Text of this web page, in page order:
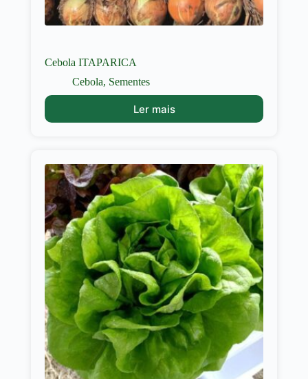
Cebola ITAPARICA
Cebola, Sementes
Ler mais